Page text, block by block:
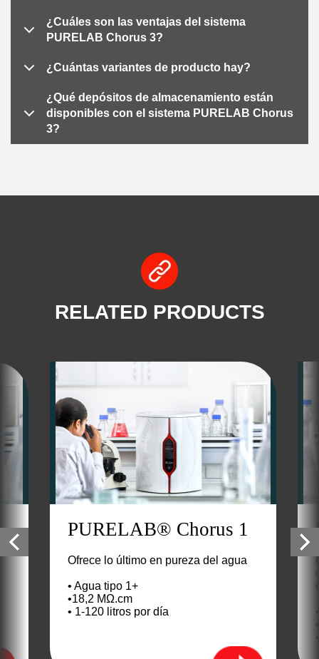
¿Cuáles son las ventajas del sistema
PURELAB Chorus 3?
¿Cuántas variantes de producto hay?
¿Qué depósitos de almacenamiento están
disponibles con el sistema PURELAB Chorus
3?
RELATED PRODUCTS
PURELAB® Chorus 1
Ofrece lo último en pureza del agua
• Agua tipo 1+
•18,2 MΩ.cm
• 1-120 litros por día